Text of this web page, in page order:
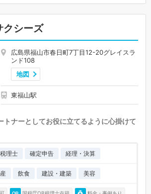
クシーズ
広島県福山市春日町7丁目12-20グレイスラ
ンド108
地図
東福山駅
トナーとしてお役に立てるように心掛けて
理士 確定申告 経理・決算
飲食 建設・建築 美容